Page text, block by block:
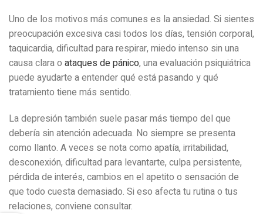
Uno de los motivos más comunes es la ansiedad. Si sientes
preocupación excesiva casi todos los días, tensión corporal,
taquicardia, dificultad para respirar, miedo intenso sin una
causa clara o ataques de pánico, una evaluación psiquiátrica
puede ayudarte a entender qué está pasando y qué
tratamiento tiene más sentido.
La depresión también suele pasar más tiempo del que
debería sin atención adecuada. No siempre se presenta
como llanto. A veces se nota como apatía, irritabilidad,
desconexión, dificultad para levantarte, culpa persistente,
pérdida de interés, cambios en el apetito o sensación de
que todo cuesta demasiado. Si eso afecta tu rutina o tus
relaciones, conviene consultar.